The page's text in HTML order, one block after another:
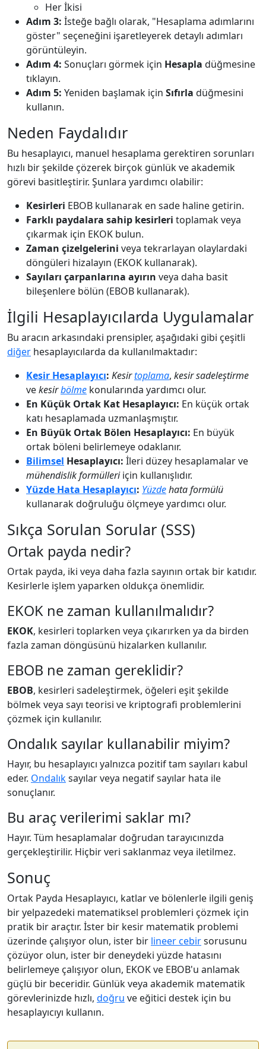
Her İkisi
Adım 3: İsteğe bağlı olarak, "Hesaplama adımlarını
göster" seçeneğini işaretleyerek detaylı adımları
görüntüleyin.
Adım 4: Sonuçları görmek için Hesapla düğmesine
tıklayın.
Adım 5: Yeniden başlamak için Sıfırla düğmesini
kullanın.
Neden Faydalıdır
Bu hesaplayıcı, manuel hesaplama gerektiren sorunları
hızlı bir şekilde çözerek birçok günlük ve akademik
görevi basitleştirir. Şunlara yardımcı olabilir:
Kesirleri EBOB kullanarak en sade haline getirin.
Farklı paydalara sahip kesirleri toplamak veya
çıkarmak için EKOK bulun.
Zaman çizelgelerini veya tekrarlayan olaylardaki
döngüleri hizalayın (EKOK kullanarak).
Sayıları çarpanlarına ayırın veya daha basit
bileşenlere bölün (EBOB kullanarak).
İlgili Hesaplayıcılarda Uygulamalar
Bu aracın arkasındaki prensipler, aşağıdaki gibi çeşitli
diğer hesaplayıcılarda da kullanılmaktadır:
Kesir Hesaplayıcı: Kesirtoplama, kesir sadeleştirme
vekesirbölme konularında yardımcı olur.
En Küçük Ortak Kat Hesaplayıcı: En küçük ortak
katı hesaplamada uzmanlaşmıştır.
En Büyük Ortak Bölen Hesaplayıcı: En büyük
ortak böleni belirlemeye odaklanır.
Bilimsel Hesaplayıcı: İleri düzey hesaplamalar ve
mühendislik formülleriiçin kullanışlıdır.
Yüzde Hata Hesaplayıcı: Yüzdehata formülü
kullanarak doğruluğu ölçmeye yardımcı olur.
Sıkça Sorulan Sorular (SSS)
Ortak payda nedir?
Ortak payda, iki veya daha fazla sayının ortak bir katıdır.
Kesirlerle işlem yaparken oldukça önemlidir.
EKOK ne zaman kullanılmalıdır?
EKOK, kesirleri toplarken veya çıkarırken ya da birden
fazla zaman döngüsünü hizalarken kullanılır.
EBOB ne zaman gereklidir?
EBOB, kesirleri sadeleştirmek, öğeleri eşit şekilde
bölmek veya sayı teorisi ve kriptografi problemlerini
çözmek için kullanılır.
Ondalık sayılar kullanabilir miyim?
Hayır, bu hesaplayıcı yalnızca pozitif tam sayıları kabul
eder. Ondalıksayılar veya negatif sayılar hata ile
sonuçlanır.
Bu araç verilerimi saklar mı?
Hayır. Tüm hesaplamalar doğrudan tarayıcınızda
gerçekleştirilir. Hiçbir veri saklanmaz veya iletilmez.
Sonuç
Ortak Payda Hesaplayıcı, katlar ve bölenlerle ilgili geniş
bir yelpazedeki matematiksel problemleri çözmek için
pratik bir araçtır. İster bir kesir matematik problemi
üzerinde çalışıyor olun, ister bir lineer cebirsorusunu
çözüyor olun, ister bir deneydeki yüzde hatasını
belirlemeye çalışıyor olun, EKOK ve EBOB'u anlamak
güçlü bir beceridir. Günlük veya akademik matematik
görevlerinizde hızlı, doğru ve eğitici destek için bu
hesaplayıcıyı kullanın.